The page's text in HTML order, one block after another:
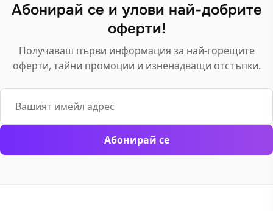
be
the
product
page
Абонирай се и улови най-добрите
оферти!
Получаваш първи информация за най-горещите
оферти, тайни промоции и изненадващи отстъпки.
Email
Абонирай се